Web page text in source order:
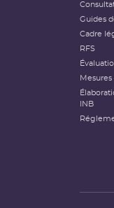
Guides
Cadre
RFS
INB